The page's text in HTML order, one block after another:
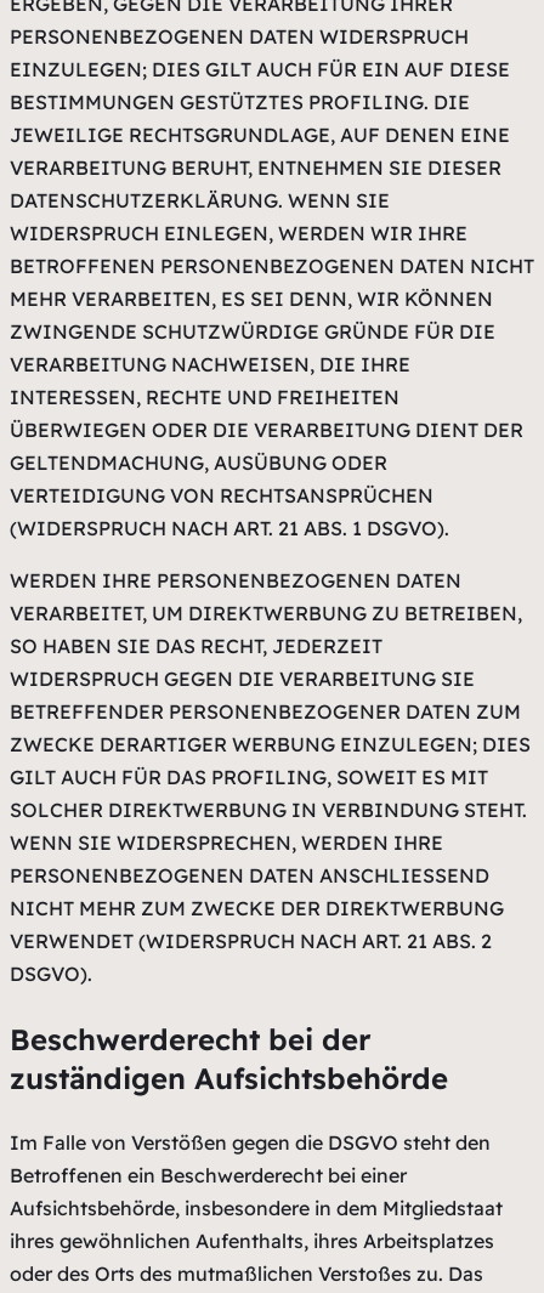
PERSONENBEZOGENEN DATEN WIDERSPRUCH
EINZULEGEN; DIES GILT AUCH FÜR EIN AUF DIESE
BESTIMMUNGEN GESTÜTZTES PROFILING. DIE
JEWEILIGE RECHTSGRUNDLAGE, AUF DENEN EINE
VERARBEITUNG BERUHT, ENTNEHMEN SIE DIESER
DATENSCHUTZERKLÄRUNG. WENN SIE
WIDERSPRUCH EINLEGEN, WERDEN WIR IHRE
BETROFFENEN PERSONENBEZOGENEN DATEN NICHT
MEHR VERARBEITEN, ES SEI DENN, WIR KÖNNEN
ZWINGENDE SCHUTZWÜRDIGE GRÜNDE FÜR DIE
VERARBEITUNG NACHWEISEN, DIE IHRE
INTERESSEN, RECHTE UND FREIHEITEN
ÜBERWIEGEN ODER DIE VERARBEITUNG DIENT DER
GELTENDMACHUNG, AUSÜBUNG ODER
VERTEIDIGUNG VON RECHTSANSPRÜCHEN
(WIDERSPRUCH NACH ART. 21 ABS. 1 DSGVO).
WERDEN IHRE PERSONENBEZOGENEN DATEN
VERARBEITET, UM DIREKTWERBUNG ZU BETREIBEN,
SO HABEN SIE DAS RECHT, JEDERZEIT
WIDERSPRUCH GEGEN DIE VERARBEITUNG SIE
BETREFFENDER PERSONENBEZOGENER DATEN ZUM
ZWECKE DERARTIGER WERBUNG EINZULEGEN; DIES
GILT AUCH FÜR DAS PROFILING, SOWEIT ES MIT
SOLCHER DIREKTWERBUNG IN VERBINDUNG STEHT.
WENN SIE WIDERSPRECHEN, WERDEN IHRE
PERSONENBEZOGENEN DATEN ANSCHLIESSEND
NICHT MEHR ZUM ZWECKE DER DIREKTWERBUNG
VERWENDET (WIDERSPRUCH NACH ART. 21 ABS. 2
DSGVO).
Beschwerde­recht bei der
zuständigen Aufsichts­behörde
Im Falle von Verstößen gegen die DSGVO steht den
Betroffenen ein Beschwerderecht bei einer
Aufsichtsbehörde, insbesondere in dem Mitgliedstaat
ihres gewöhnlichen Aufenthalts, ihres Arbeitsplatzes
oder des Orts des mutmaßlichen Verstoßes zu. Das